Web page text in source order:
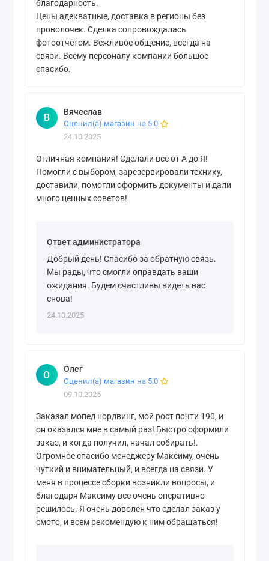
благодарность.
Цены адекватные, доставка в регионы без
проволочек. Сделка сопровождалась
фотоотчётом. Вежливое общение, всегда на
связи. Всему персоналу компании большое
спасибо.
В Вячеслав
Оценил(а) магазин на 5.0
24.10.2025
Отличная компания! Сделали все от А до Я!
Помогли с выбором, зарезервировали технику,
доставили, помогли оформить документы и дали
много ценных советов!
Ответ администратора
Добрый день! Спасибо за обратную связь.
Мы рады, что смогли оправдать ваши
ожидания. Будем счастливы видеть вас
снова!
24.10.2025
О Олег
Оценил(а) магазин на 5.0
09.10.2025
Заказал мопед нордвинг, мой рост почти 190, и
он оказался мне в самый раз! Быстро оформили
заказ, и когда получил, начал собирать!.
Огромное спасибо менеджеру Максиму, очень
чуткий и внимательный, и всегда на связи. У
меня в процессе сборки возникли вопросы, и
благодаря Максиму все очень оперативно
решилось. Я очень доволен что сделал заказ у
смото, и всем рекомендую к ним обращаться!